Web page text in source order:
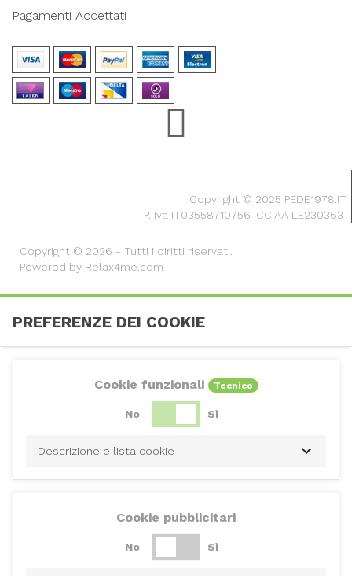
Pagamenti Accettati
Copyright © 2025 PEDE1978.IT
P. Iva IT03558710756-CCIAA LE230363
Copyright © 2026 - Tutti i diritti riservati.
Powered by Relax4me.com
PREFERENZE DEI COOKIE
Cookie funzionali Tecnico
No Sì
Descrizione e lista cookie
Cookie pubblicitari
No Sì